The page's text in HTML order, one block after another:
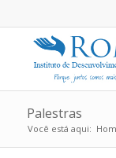
Palestras
Você está aqui: